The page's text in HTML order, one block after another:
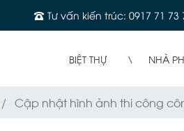
Tư vấn kiến trúc: 0917 71 73
BIỆT THỰ NHÀ
Cập nhật hình ảnh thi công